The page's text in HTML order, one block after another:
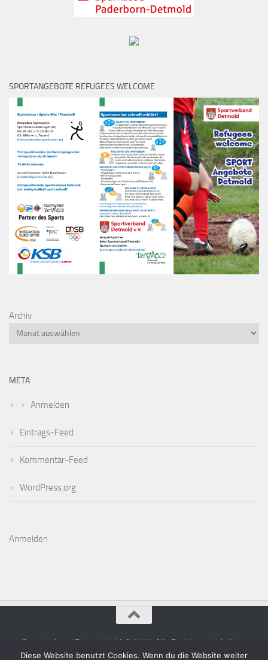
SPORTANGEBOTE REFUGEES WELCOME
Archiv
META
Anmelden
Eintrags-Feed
Kommentar-Feed
WordPress.org
Anmelden
Sportverband Detmold e.V. © 2026. Alle Rechte vorbehalten.
Diese Website benutzt Cookies. Wenn du die Website weiter